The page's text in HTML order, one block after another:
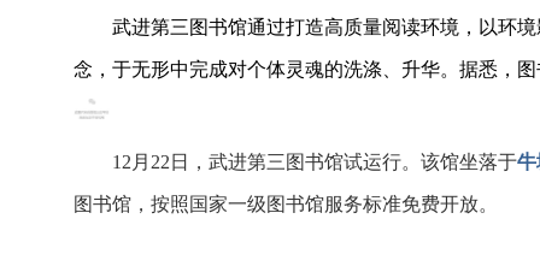
武进第三图书馆通过打造高质量阅读环境，以环
念，于无形中完成对个体灵魂的洗涤、升华。据悉，
12月22日，武进第三图书馆试运行。该馆坐落于牛
图书馆，按照国家一级图书馆服务标准免费开放。